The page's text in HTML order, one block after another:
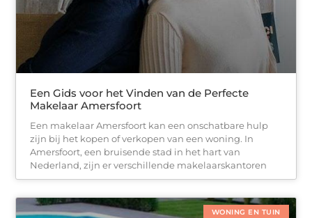
Een Gids voor het Vinden van de Perfecte
Makelaar Amersfoort
Een makelaar Amersfoort kan een onschatbare hulp
zijn bij het kopen of verkopen van een woning. In
Amersfoort, een bruisende stad in het hart van
Nederland, zijn er verschillende makelaarskantoren
WONING EN TUIN